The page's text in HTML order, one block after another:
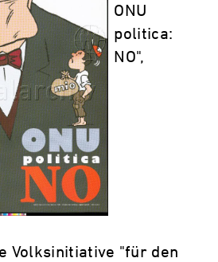
ONU
politica:
NO",
Volksinitiative "für den